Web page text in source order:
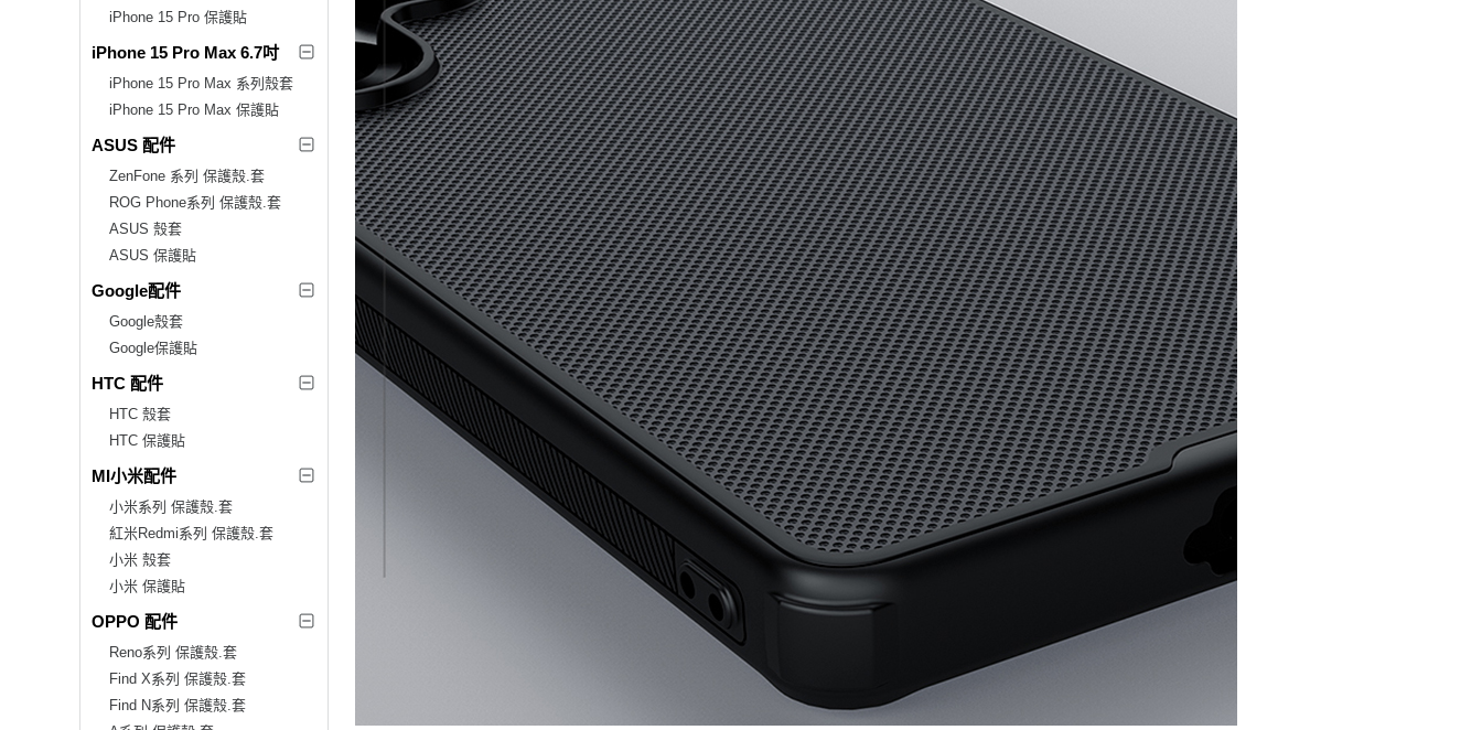
iPhone 15 Pro 保護貼
iPhone 15 Pro Max 6.7吋
iPhone 15 Pro Max 系列殼套
iPhone 15 Pro Max 保護貼
ASUS 配件
ZenFone 系列 保護殼.套
ROG Phone系列 保護殼.套
ASUS 殼套
ASUS 保護貼
Google配件
Google殼套
Google保護貼
HTC 配件
HTC 殼套
HTC 保護貼
MI小米配件
小米系列 保護殼.套
紅米Redmi系列 保護殼.套
小米 殼套
小米 保護貼
OPPO 配件
Reno系列 保護殼.套
Find X系列 保護殼.套
Find N系列 保護殼.套